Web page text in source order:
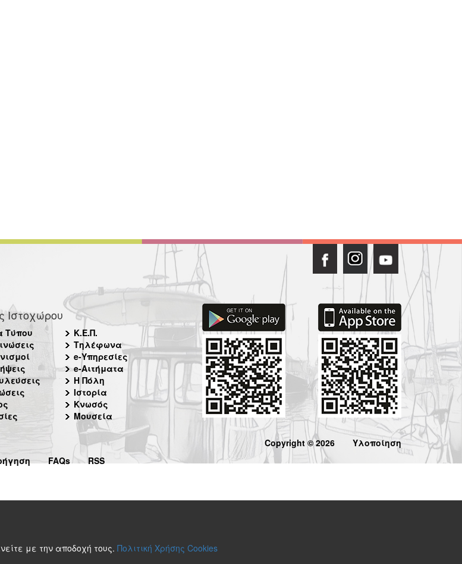
Ιστοχώρου
Τύπου
Κ.Ε.Π.
Τηλέφωνα
e-Υπηρεσίες
e-Αιτήματα
Η Πόλη
Ιστορία
Κνωσός
Μουσεία
FAQs RSS
Copyright © 2026 Υλοποίηση
με την αποδοχή τους. Πολιτική Χρήσης Cookies